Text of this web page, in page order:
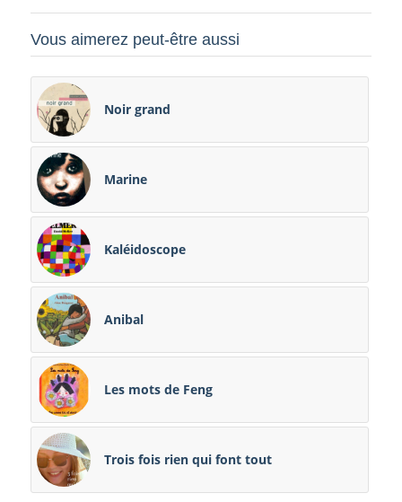
Vous aimerez peut-être aussi
Noir grand
Marine
Kaléidoscope
Anibal
Les mots de Feng
Trois fois rien qui font tout